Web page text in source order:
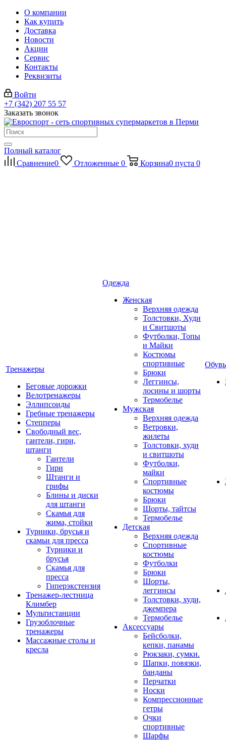
О компании
Как купить
Доставка
Новости
Акции
Сервис
Контакты
Реквизиты
Войти
+7 (342) 207 55 57
Заказать звонок
Полный каталог
Сравнение0 Отложенные 0 Корзина0 пуста 0
Тренажеры
Беговые дорожки
Велотренажеры
Эллипсоиды
Гребные тренажеры
Степперы
Свободный вес,
гантели, гири,
штанги
Гантели
Гири
Штанги и
грифы
Блины и диски
для штанги
Скамья для
жима, стойки
Турники, брусья и
скамьи для пресса
Турники и
брусья
Скамья для
пресса
Гиперэкстензия
Тренажер-лестница
Климбер
Мультистанции
Грузоблочные
тренажеры
Массажные столы и
кресла
Одежда
Женская
Верхняя одежда
Толстовки, Худи
и Свитшоты
Футболки, Топы
и Майки
Костюмы
спортивные
Брюки
Леггинсы,
лосины и шорты
Термобелье
Мужская
Верхняя одежда
Ветровки,
жилеты
Толстовки, худи
и свитшоты
Футболки,
майки
Спортивные
костюмы
Брюки
Шорты, тайтсы
Термобелье
Детская
Верхняя одежда
Спортивные
костюмы
Футболки
Брюки
Шорты,
леггинсы
Толстовки, худи,
джемпера
Термобелье
Аксессуары
Бейсболки,
кепки, панамы
Рюкзаки, сумки.
Шапки, повязки,
банданы
Перчатки
Носки
Компрессионные
гетры
Очки
спортивные
Шарфы
Обувь